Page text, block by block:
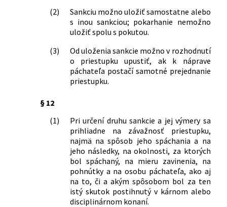
niektorých zákonov
298/2008 Z. z.
Zákon, ktorým sa mení a dopĺňa zákon
Slovenskej národnej rady č. 138/1992
Zb. o autorizovaných architektoch a
autorizovaných stavebných inžinieroch
v znení neskorších predpisov a mení a
dopĺňa zákon Slovenskej národnej rady
niektoré zákony v pôsobnosti
Ministerstva vnútra Slovenskej
republiky v súvislosti so zavedením
meny euro v Slovenskej republike
479/2008 Z. z.
Zákon o organizovaní verejných
telovýchovných podujatí, športových
podujatí a turistických podujatí a o
zmene a doplnení niektorých zákonov
(2)
Sankciu možno uložiť samostatne alebo
s inou sankciou; pokarhanie nemožno
uložiť spolu s pokutou.
(3)
Od uloženia sankcie možno v rozhodnutí
o priestupku upustiť, ak k náprave
páchateľa postačí samotné prejednanie
priestupku.
§ 12
(1)
Pri určení druhu sankcie a jej výmery sa
prihliadne na závažnosť priestupku,
najmä na spôsob jeho spáchania a na
jeho následky, na okolnosti, za ktorých
bol spáchaný, na mieru zavinenia, na
pohnútky a na osobu páchateľa, ako aj
na to, či a akým spôsobom bol za ten
istý skutok postihnutý v kárnom alebo
disciplinárnom konaní.